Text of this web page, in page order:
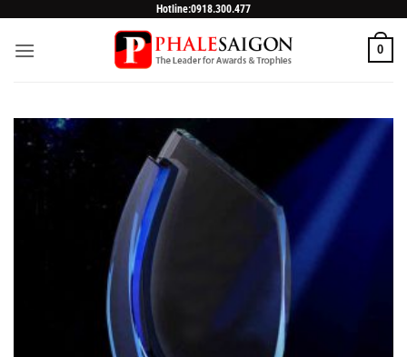
content
Hotline:0918.300.477
0